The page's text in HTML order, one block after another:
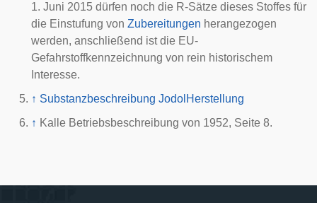
1. Juni 2015 dürfen noch die R-Sätze dieses Stoffes für
die Einstufung von Zubereitungen herangezogen
werden, anschließend ist die EU-
Gefahrstoffkennzeichnung von rein historischem
Interesse.
↑ Substanzbeschreibung Jodol Herstellung
↑ Kalle Betriebsbeschreibung von 1952, Seite 8.